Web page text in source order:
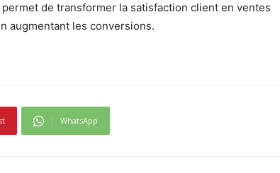
de transformer la satisfaction client en ventes
augmentant les conversions.
WhatsApp